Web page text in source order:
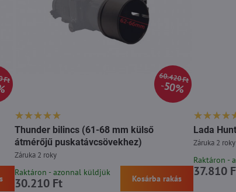
Ft 60.420 Ft
50%
Thunder bilincs (61-68 mm külső
átmérőjű puskatávcsövekhez)
Záruka 2 roky
Raktáron - azonnal küldjük
30.210 Ft Kosárba rakás
Lada
Záruka 2 roky
Raktáron -
37.810